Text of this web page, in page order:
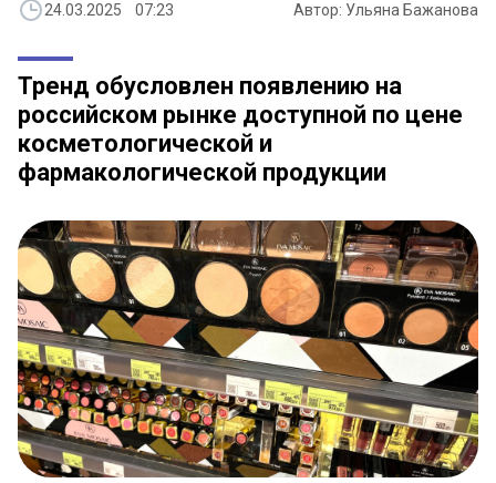
24.03.2025 07:23 Автор: Ульяна Бажанова
Тренд обусловлен появлению на
российском рынке доступной по цене
косметологической и
фармакологической продукции